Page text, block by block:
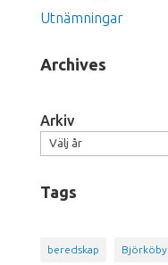
Utnämningar
Archives
Arkiv
Tags
beredskap Björköby